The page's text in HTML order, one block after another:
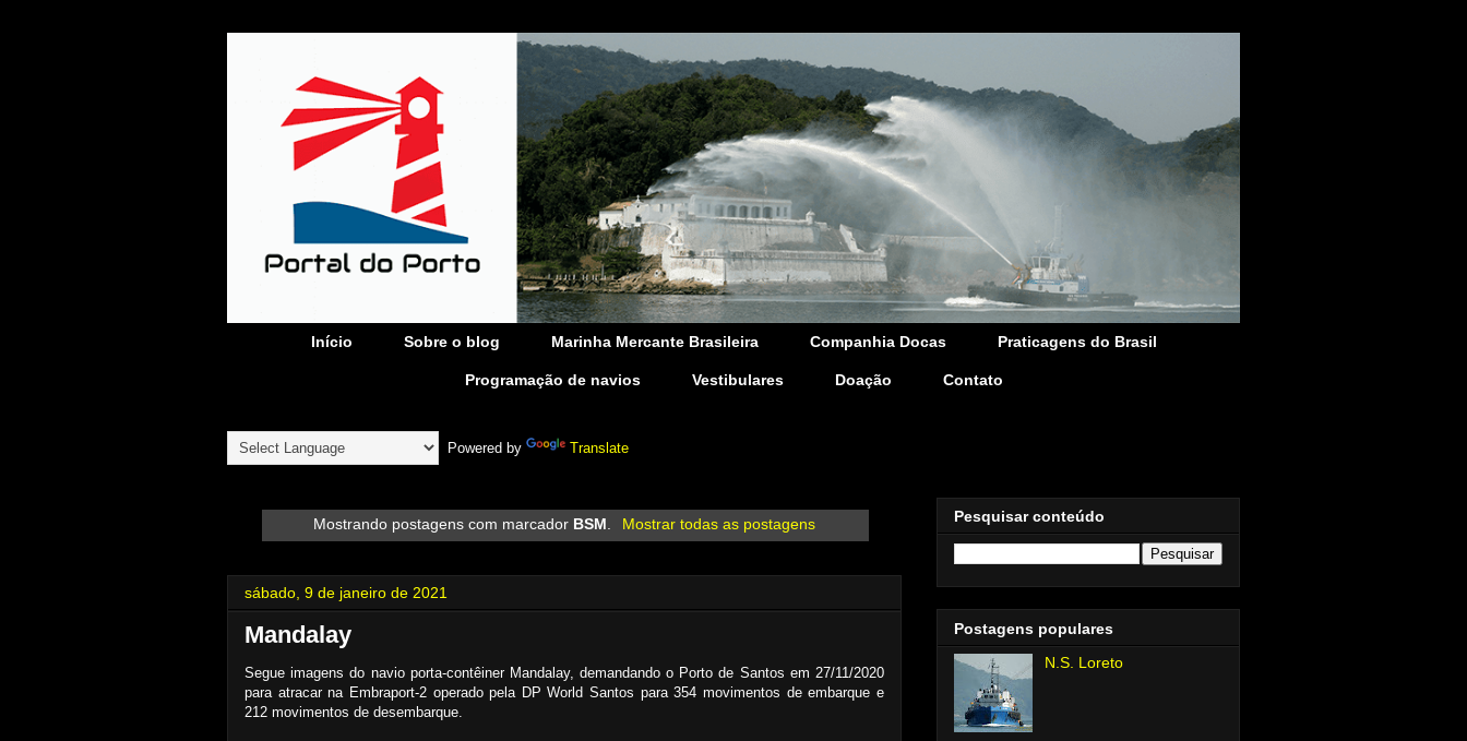
Início Sobre o blog Marinha Mercante Brasileira Companhia Docas Praticagens do Brasil
Programação de navios Vestibulares Doação Contato
Powered by Translate
Mostrando postagens com marcador BSM. Mostrar todas as postagens
sábado, 9 de janeiro de 2021
Mandalay
Segue imagens do navio porta-contêiner Mandalay, demandando o Porto de Santos em 27/11/2020
para atracar na Embraport-2 operado pela DP World Santos para 354 movimentos de embarque e
212 movimentos de desembarque.
Pesquisar conteúdo
Postagens populares
N.S. Loreto